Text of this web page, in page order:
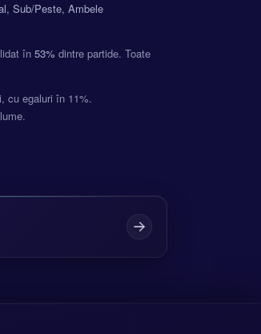
Sub/Peste, Ambele
în 53% dintre partide. Toate
cu egaluri în 11%.